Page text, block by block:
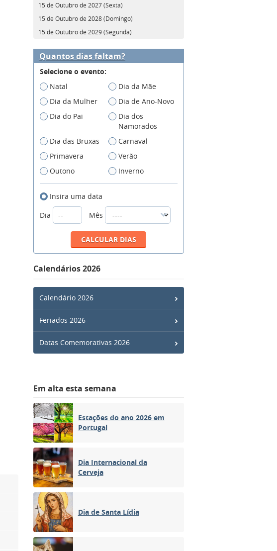
15 de Outubro de 2027 (Sexta)
15 de Outubro de 2028 (Domingo)
15 de Outubro de 2029 (Segunda)
Quantos dias faltam?
Selecione o evento:
Natal
Dia da Mãe
Dia da Mulher
Dia de Ano-Novo
Dia do Pai
Dia dos
Namorados
Dia das Bruxas
Carnaval
Primavera
Verão
Outono
Inverno
Insira uma data
Dia
Mês
Calendários 2026
Calendário 2026
Feriados 2026
Datas Comemorativas 2026
Em alta esta semana
Estações do ano 2026 em
Portugal
Dia Internacional da
Cerveja
Dia de Santa Lídia